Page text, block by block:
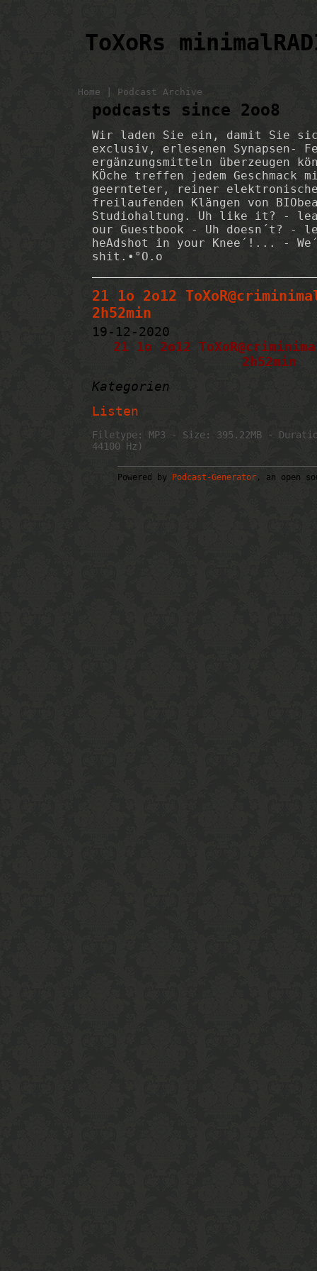
ToXoRs
Home Podcast Archive
podcasts since 2oo8
Wir laden Sie ein, damit Sie
exclusiv, erlesenen Synapsen-
ergänzungsmitteln überzeugen
KÖche treffen jedem Geschmack
geernteter, reiner
freilaufenden Klängen von
Studiohaltung. Uh like it? -
our Guestbook - Uh doesn´t? -
heAdshot in your Knee´!... -
shit.•°O.o
21 1o 2o12
2h52min
19-12-2020
21 1o 2o12
2h52min
Kategorien
Listen
Filetype: MP3 - Size: 395.22MB -
44100 Hz)
Powered by Podcast-Generator , an open